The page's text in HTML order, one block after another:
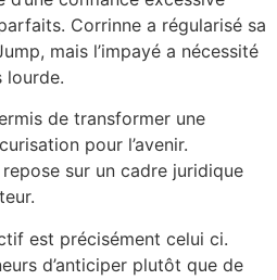
Corrinne a régularisé sa
mais l’impayé a nécessité
lourde.
de transformer une
pour l’avenir.
sur un cadre juridique
est précisément celui ci.
d’anticiper plutôt que de